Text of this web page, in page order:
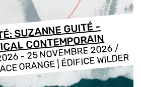
SUZANNE GUITÉ -
CONTEMPORAIN
-25 NOVEMBRE 2026/
ORANGE | ÉDIFICE WILDER